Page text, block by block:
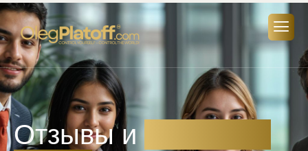
Отзывы и